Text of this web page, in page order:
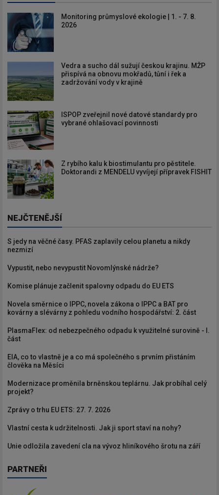
Monitoring průmyslové ekologie | 1. - 7. 8.
2026
Vedra a sucho dál sužují českou krajinu. MŽP
přispívá na obnovu mokřadů, tůní i řek a
zadržování vody v krajině
ISPOP zveřejnil nové datové standardy pro
vybrané ohlašovací povinnosti
Z rybího kalu k biostimulantu pro pěstitele.
Doktorandi z MENDELU vyvíjejí přípravek FISHIT
NEJČTENĚJŠÍ
S jedy na věčné časy. PFAS zaplavily celou planetu a nikdy
nezmizí
Vypustit, nebo nevypustit Novomlýnské nádrže?
Komise plánuje začlenit spalovny odpadu do EU ETS
Novela směrnice o IPPC, novela zákona o IPPC a BAT pro
kovárny a slévárny z pohledu vodního hospodářství: 2. část
PlasmaFlex: od nebezpečného odpadu k využitelné surovině - I.
část
EIA, co to vlastně je a co má společného s prvním přistáním
člověka na Měsíci
Modernizace proměnila brněnskou teplárnu. Jak probíhal celý
projekt?
Zprávy o trhu EU ETS: 27. 7. 2026
Vlastní cesta k udržitelnosti. Jak ji sport staví na nohy?
Unie odložila zavedení cla na vývoz hliníkového šrotu na září
PARTNEŘI